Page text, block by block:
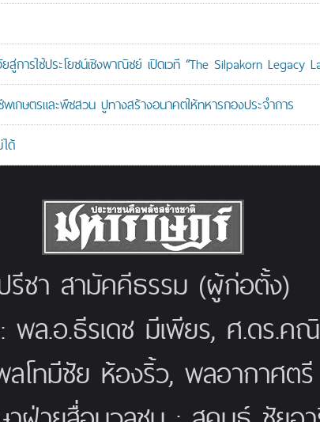
ารใช้ประโยชน์เชิงพาณิชย์ เปิดเวที “The Silpakorn Legacy
กษตรและพืชสวน ปูทางสร้างอนาคตให้ทหารกองประจำการ
ด้
รีชา สามัคคีธรรม (ผู้ก่อตั้ง)
พล.อ.ธีรเดช มีเพียร, ศ.ดร.
โทมีชัย ห้องริ้ว, พลอากาศ